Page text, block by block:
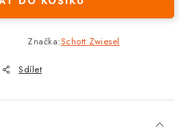
Značka:Schott Zwiesel
Sdílet